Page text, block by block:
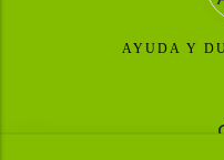
AYUDA Y